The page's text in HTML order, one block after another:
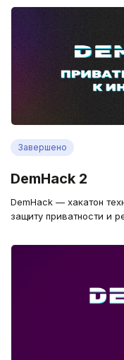
Завершено
DemHack 2
DemHack — хакатон
защиту приватности и